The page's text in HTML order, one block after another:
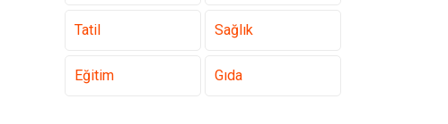
Tatil Sağlık
Eğitim Gıda